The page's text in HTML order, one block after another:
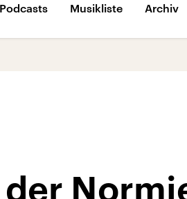
Musikliste Archiv
der